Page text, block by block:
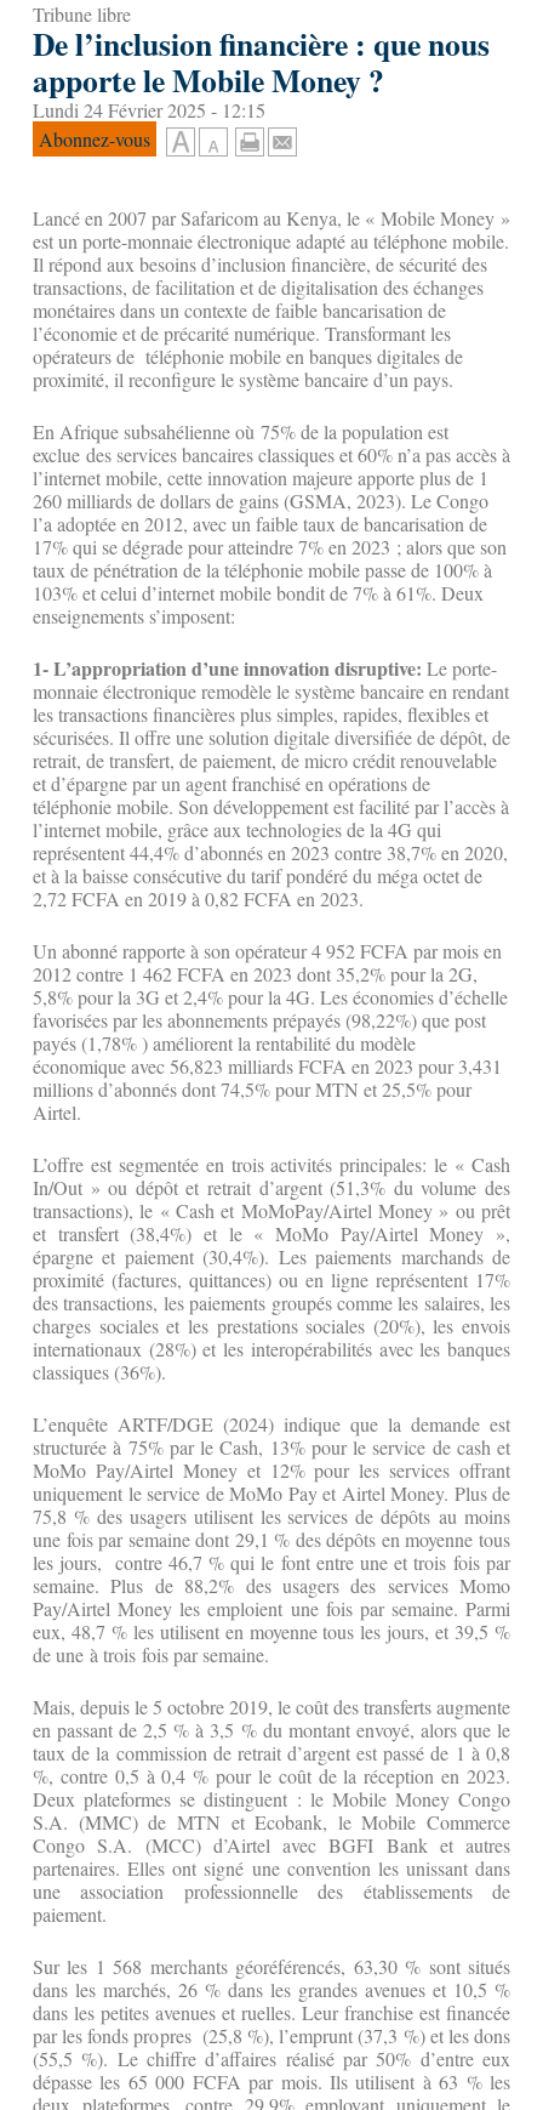
Tribune libre
De l’inclusion financière : que nous
apporte le Mobile Money ?
Lundi 24 Février 2025 - 12:15
Abonnez-vous
Lancé en 2007 par Safaricom au Kenya, le « Mobile Money »
est un porte-monnaie électronique adapté au téléphone mobile.
Il répond aux besoins d’inclusion financière, de sécurité des
transactions, de facilitation et de digitalisation des échanges
monétaires dans un contexte de faible bancarisation de
l’économie et de précarité numérique. Transformant les
opérateurs de téléphonie mobile en banques digitales de
proximité, il reconfigure le système bancaire d’un pays.
En Afrique subsahélienne où 75% de la population est
exclue des services bancaires classiques et 60% n’a pas accès à
l’internet mobile, cette innovation majeure apporte plus de 1
260 milliards de dollars de gains (GSMA, 2023). Le Congo
l’a adoptée en 2012, avec un faible taux de bancarisation de
17% qui se dégrade pour atteindre 7% en 2023 ; alors que son
taux de pénétration de la téléphonie mobile passe de 100% à
103% et celui d’internet mobile bondit de 7% à 61%. Deux
enseignements s’imposent:
1- L’appropriation d’une innovation disruptive: Le porte-
monnaie électronique remodèle le système bancaire en rendant
les transactions financières plus simples, rapides, flexibles et
sécurisées. Il offre une solution digitale diversifiée de dépôt, de
retrait, de transfert, de paiement, de micro crédit renouvelable
et d’épargne par un agent franchisé en opérations de
téléphonie mobile. Son développement est facilité par l’accès à
l’internet mobile, grâce aux technologies de la 4G qui
représentent 44,4% d’abonnés en 2023 contre 38,7% en 2020,
et à la baisse consécutive du tarif pondéré du méga octet de
2,72 FCFA en 2019 à 0,82 FCFA en 2023.
Un abonné rapporte à son opérateur 4 952 FCFA par mois en
2012 contre 1 462 FCFA en 2023 dont 35,2% pour la 2G,
5,8% pour la 3G et 2,4% pour la 4G. Les économies d’échelle
favorisées par les abonnements prépayés (98,22%) que post
payés (1,78% ) améliorent la rentabilité du modèle
économique avec 56,823 milliards FCFA en 2023 pour 3,431
millions d’abonnés dont 74,5% pour MTN et 25,5% pour
Airtel.
L’offre est segmentée en trois activités principales: le « Cash
In/Out » ou dépôt et retrait d’argent (51,3% du volume des
transactions), le « Cash et MoMoPay/Airtel Money » ou prêt
et transfert (38,4%) et le « MoMo Pay/Airtel Money »,
épargne et paiement (30,4%). Les paiements marchands de
proximité (factures, quittances) ou en ligne représentent 17%
des transactions, les paiements groupés comme les salaires, les
charges sociales et les prestations sociales (20%), les envois
internationaux (28%) et les interopérabilités avec les banques
classiques (36%).
L’enquête ARTF/DGE (2024) indique que la demande est
structurée à 75% par le Cash, 13% pour le service de cash et
MoMo Pay/Airtel Money et 12% pour les services offrant
uniquement le service de MoMo Pay et Airtel Money. Plus de
75,8 % des usagers utilisent les services de dépôts au moins
une fois par semaine dont 29,1 % des dépôts en moyenne tous
les jours, contre 46,7 % qui le font entre une et trois fois par
semaine. Plus de 88,2% des usagers des services Momo
Pay/Airtel Money les emploient une fois par semaine. Parmi
eux, 48,7 % les utilisent en moyenne tous les jours, et 39,5 %
de une à trois fois par semaine.
Mais, depuis le 5 octobre 2019, le coût des transferts augmente
en passant de 2,5 % à 3,5 % du montant envoyé, alors que le
taux de la commission de retrait d’argent est passé de 1 à 0,8
%, contre 0,5 à 0,4 % pour le coût de la réception en 2023.
Deux plateformes se distinguent : le Mobile Money Congo
S.A. (MMC) de MTN et Ecobank, le Mobile Commerce
Congo S.A. (MCC) d’Airtel avec BGFI Bank et autres
partenaires. Elles ont signé une convention les unissant dans
une association professionnelle des établissements de
paiement.
Sur les 1 568 merchants géoréférencés, 63,30 % sont situés
dans les marchés, 26 % dans les grandes avenues et 10,5 %
dans les petites avenues et ruelles. Leur franchise est financée
par les fonds propres (25,8 %), l’emprunt (37,3 %) et les dons
(55,5 %). Le chiffre d’affaires réalisé par 50% d’entre eux
dépasse les 65 000 FCFA par mois. Ils utilisent à 63 % les